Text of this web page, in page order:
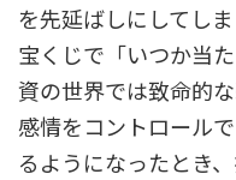
を先延ばしにしてしま
宝くじで「いつか当
資の世界では致命的な
感情をコントロール
るようになったとき